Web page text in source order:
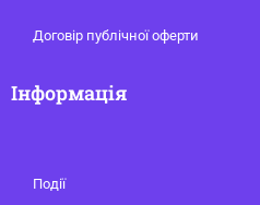
Договір публічної оферти
Інформація
Події